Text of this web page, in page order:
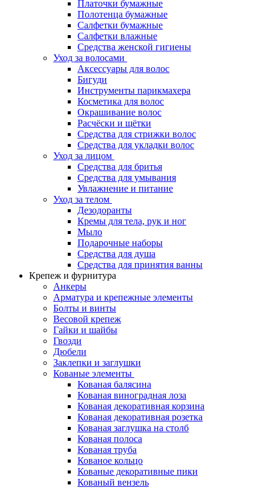
Платочки бумажные
Полотенца бумажные
Салфетки бумажные
Салфетки влажные
Средства женской гигиены
Уход за волосами
Аксессуары для волос
Бигуди
Инструменты парикмахера
Косметика для волос
Окрашивание волос
Расчёски и щётки
Средства для стрижки волос
Средства для укладки волос
Уход за лицом
Средства для бритья
Средства для умывания
Увлажнение и питание
Уход за телом
Дезодоранты
Кремы для тела, рук и ног
Мыло
Подарочные наборы
Средства для душа
Средства для принятия ванны
Крепеж и фурнитура
Анкеры
Арматура и крепежные элементы
Болты и винты
Весовой крепеж
Гайки и шайбы
Гвозди
Дюбели
Заклепки и заглушки
Кованые элементы
Кованая балясина
Кованая виноградная лоза
Кованая декоративная корзина
Кованая декоративная розетка
Кованая заглушка на столб
Кованая полоса
Кованая труба
Кованое кольцо
Кованые декоративные пики
Кованый вензель